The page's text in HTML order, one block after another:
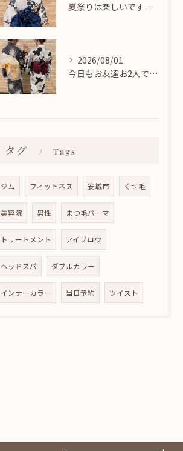
夏祭りは楽しいですね👘
2026/08/01
今日もお友達お2人でヘアセットに来てくれました🎀
タグ Tags
ジム フィットネス 安城市 くせ毛
美容院 男性 まつ毛パーマ
トリートメント アイブロウ
ヘッドスパ ダブルカラー
インナーカラー 当日予約 ツイスト